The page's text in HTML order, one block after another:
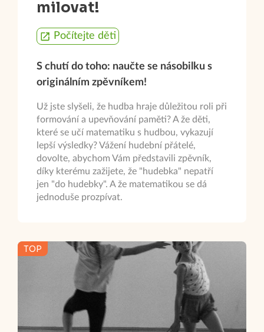
milovat!
Počítejte děti
S chutí do toho: naučte se násobilku s
originálním zpěvníkem!
Už jste slyšeli, že hudba hraje důležitou roli při
formování a upevňování paměti? A že děti,
které se učí matematiku s hudbou, vykazují
lepší výsledky? Vážení hudební přátelé,
dovolte, abychom Vám představili zpěvník,
díky kterému zažijete, že "hudebka" nepatří
jen "do hudebky". A že matematikou se dá
jednoduše prozpívat.
TOP